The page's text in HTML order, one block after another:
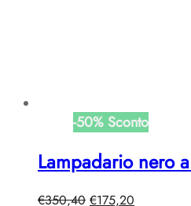
-50%Sconto
Lampadario nero
€350,40 Il
€175,20